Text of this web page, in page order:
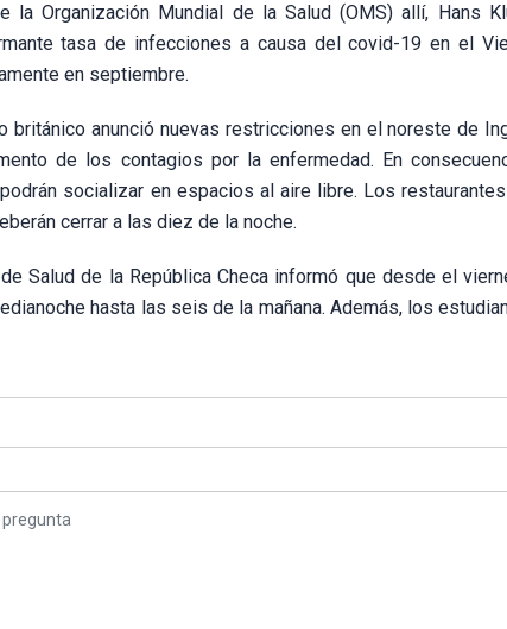
la Organización Mundial de la Salud (OMS) allí, Hans
tasa de infecciones a causa del covid-19 en el
en septiembre.
británico anunció nuevas restricciones en el noreste de
de los contagios por la enfermedad. En
socializar en espacios al aire libre. Los
cerrar a las diez de la noche.
Salud de la República Checa informó que desde el
hasta las seis de la mañana. Además, los